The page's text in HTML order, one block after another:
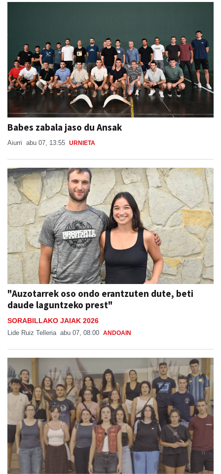
Babes zabala jaso du Ansak
Aiurri abu 07, 13:55 URNIETA
"Auzotarrek oso ondo erantzuten dute, beti
daude laguntzeko prest"
SORABILLAKO JAIAK 2026
Lide Ruiz Telleria abu 07, 08:00 ANDOAIN